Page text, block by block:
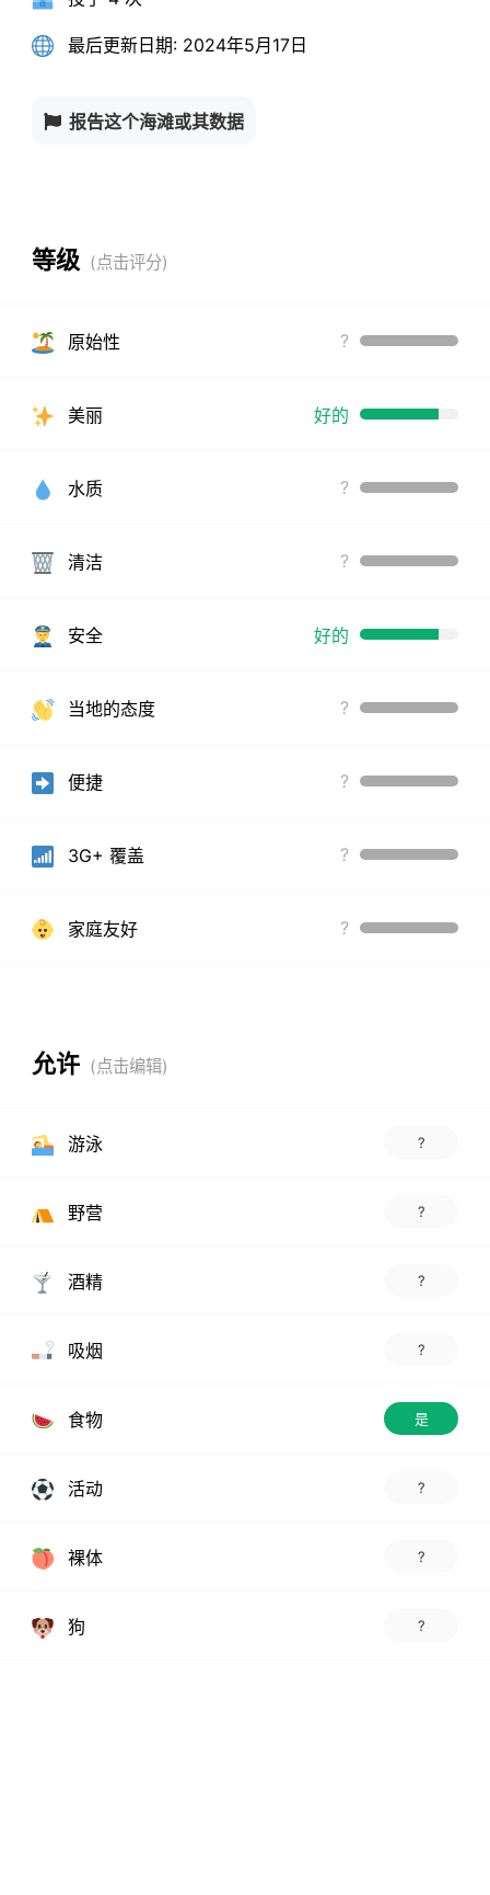
最后更新日期:2024年5月17日
报告这个海滩或其数据
等级
原始性 ?
美丽 好的
水质 ?
清洁 ?
安全 好的
当地的态度 ?
便捷 ?
3G+ 覆盖 ?
家庭友好 ?
允许
游泳 ?
野营 ?
酒精 ?
吸烟 ?
食物 是
活动 ?
裸体 ?
狗 ?